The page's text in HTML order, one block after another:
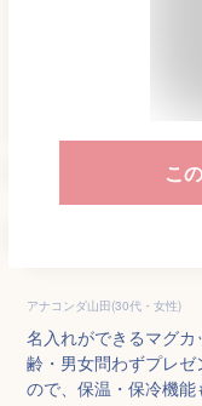
こ
アナコンダ山田(30代・女性)
名入れができるマグ
齢・男女問わずプレ
ので、保温・保冷機能